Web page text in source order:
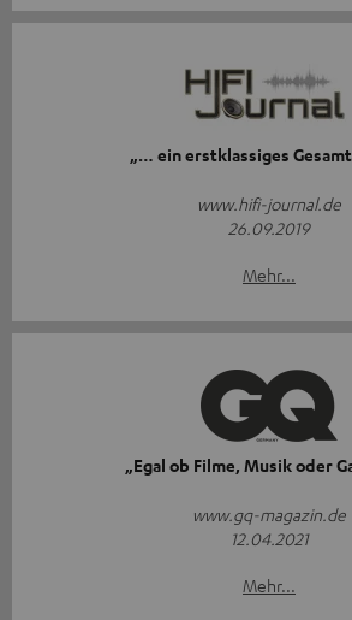
„… ein erstklassiges
www.hifi-journal.de
26.09.2019
Mehr...
„Egal ob Filme, Musik oder
www.gq-magazin.de
12.04.2021
Mehr...